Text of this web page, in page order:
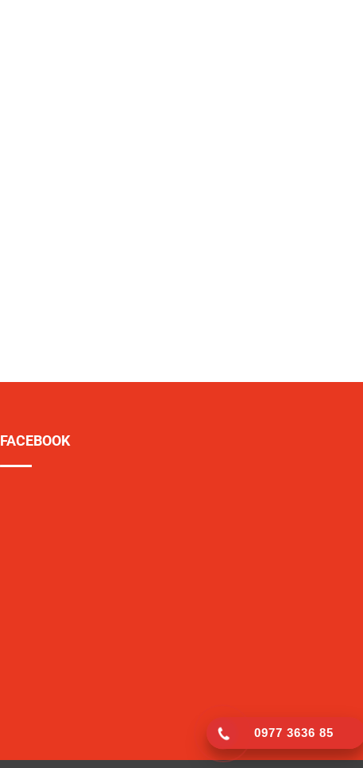
FACEBOOK
0977 3636 85